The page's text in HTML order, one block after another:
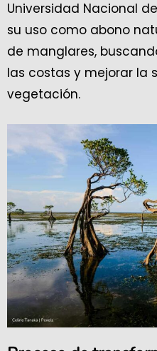
Universidad Nacional
su uso como abono
de manglares,
las costas y mejorar la
vegetación.